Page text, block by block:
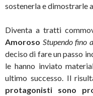
sostenerla e dimostrarle
Diventa a tratti
Amoroso Stupendo fino
deciso di fare un passo
le hanno inviato
ultimo successo. Il
protagonisti sono